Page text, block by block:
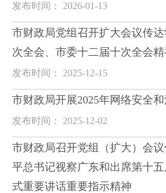
发布时间： 2026-01-13
市财政局党组召开扩大会议传
次全会、市委十二届十次全会精
发布时间： 2025-12-15
市财政局开展2025年网络安全
发布时间： 2025-12-02
市财政局召开党组（扩大）会
平总书记视察广东和出席第十
式重要讲话重要指示精神